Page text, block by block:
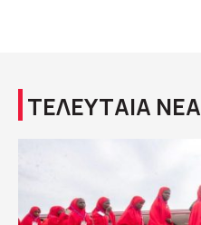
ΤΕΛΕΥΤΑΙΑ ΝΕΑ